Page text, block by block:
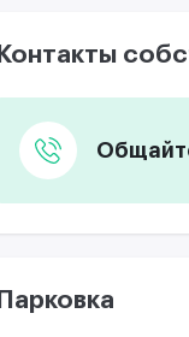
Контакты
Парковка